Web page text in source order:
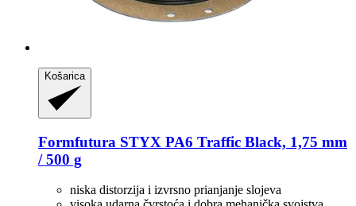
Košarica
Formfutura STYX PA6 Traffic Black, 1,75 mm
/ 500 g
niska distorzija i izvrsno prianjanje slojeva